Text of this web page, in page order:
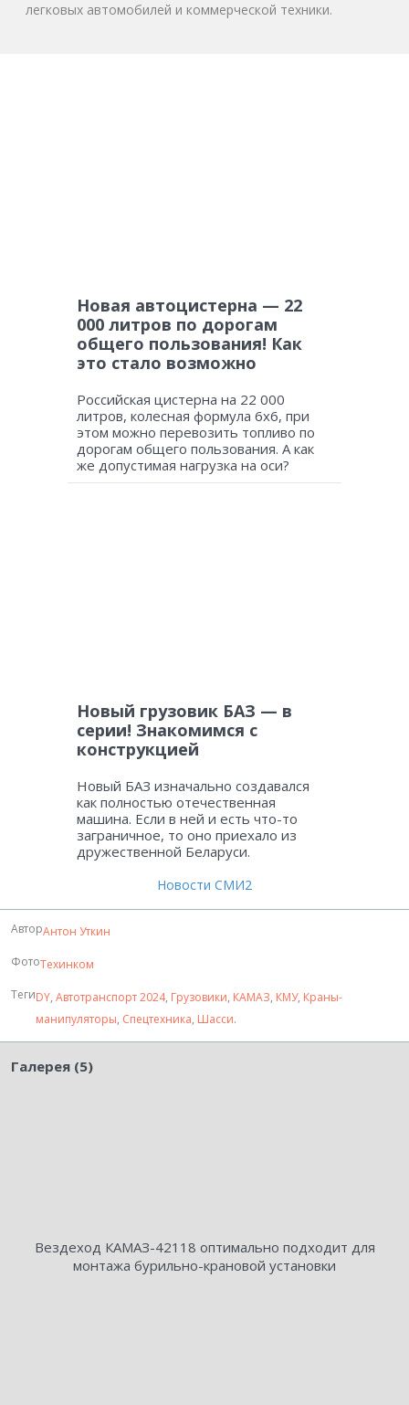
легковых автомобилей и коммерческой техники.
Новая автоцистерна — 22
000 литров по дорогам
общего пользования! Как
это стало возможно
Российская цистерна на 22 000
литров, колесная формула 6х6, при
этом можно перевозить топливо по
дорогам общего пользования. А как
же допустимая нагрузка на оси?
Новый грузовик БАЗ — в
серии! Знакомимся с
конструкцией
Новый БАЗ изначально создавался
как полностью отечественная
машина. Если в ней и есть что-то
заграничное, то оно приехало из
дружественной Беларуси.
Новости СМИ2
АвторАнтон Уткин
ФотоТехинком
ТегиDY, Автотранспорт 2024, Грузовики, КАМАЗ, КМУ, Краны-
манипуляторы, Спецтехника, Шасси.
Галерея (5)
Вездеход КАМАЗ-42118 оптимально подходит для
монтажа бурильно-крановой установки